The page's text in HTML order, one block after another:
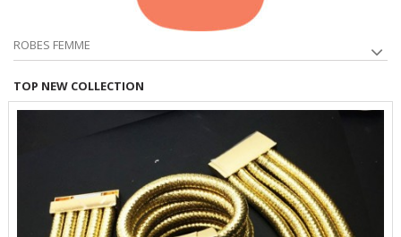
ROBES FEMME
TOP NEW COLLECTION